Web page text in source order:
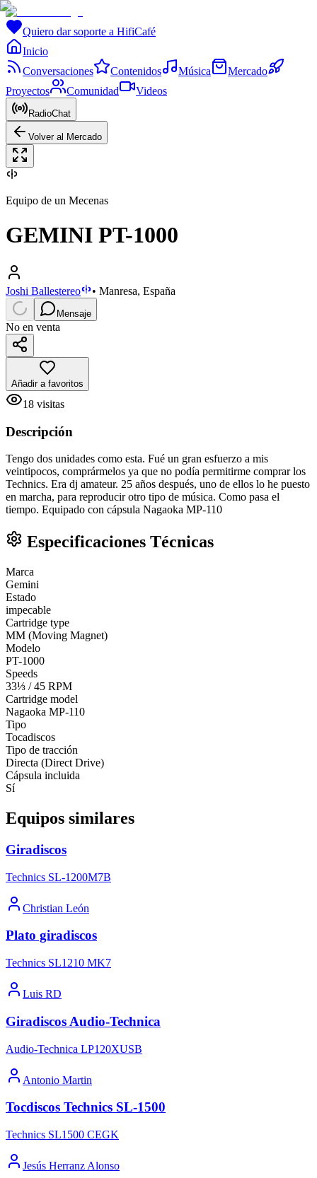
Quiero dar soporte a HifiCafé
Inicio
Conversaciones
Contenidos Música
Mercado
Proyectos
Comunidad Videos
RadioChat
Volver al Mercado
Equipo de un Mecenas
GEMINI PT-1000
Joshi Ballestereo • Manresa, España
Mensaje
No en venta
Añadir a favoritos
18 visitas
Descripción
Tengo dos unidades como esta. Fué un gran esfuerzo a mis
veintipocos, comprármelos ya que no podía permitirme comprar los
Technics. Era dj amateur. 25 años después, uno de ellos lo he puesto
en marcha, para reproducir otro tipo de música. Como pasa el
tiempo. Equipado con cápsula Nagaoka MP-110
Especificaciones Técnicas
Marca
Gemini
Estado
impecable
Cartridge type
MM (Moving Magnet)
Modelo
PT-1000
Speeds
33⅓ / 45 RPM
Cartridge model
Nagaoka MP-110
Tipo
Tocadiscos
Tipo de tracción
Directa (Direct Drive)
Cápsula incluida
Sí
Equipos similares
Giradiscos
Technics SL-1200M7B
Christian León
Plato giradiscos
Technics SL1210 MK7
Luis RD
Giradiscos Audio-Technica
Audio-Technica LP120XUSB
Antonio Martin
Tocdiscos Technics SL-1500
Technics SL1500 CEGK
Jesús Herranz Alonso